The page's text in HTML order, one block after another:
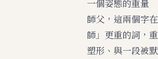
一個姿態的重量
師父，這兩個字
師」更重的詞，
塑形、與一段被